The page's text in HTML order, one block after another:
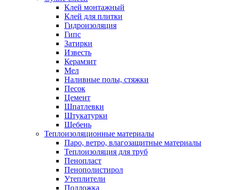
Клей монтажный
Клей для плитки
Гидроизоляция
Гипс
Затирки
Известь
Керамзит
Мел
Наливные полы, стяжки
Песок
Цемент
Шпатлевки
Штукатурки
Щебень
Теплоизоляционные материалы
Паро, ветро, влагозащитные материалы
Теплоизоляция для труб
Пенопласт
Пенополистирол
Утеплители
Подложка